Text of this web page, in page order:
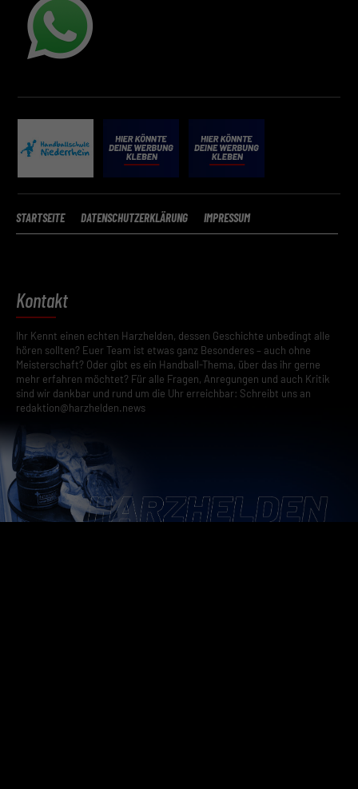
STARTSEITE DATENSCHUTZERKLÄRUNG IMPRESSUM
Kontakt
Ihr Kennt einen echten Harzhelden, dessen Geschichte unbedingt alle
hören sollten? Euer Team ist etwas ganz Besonderes – auch ohne
Meisterschaft? Oder gibt es ein Handball-Thema, über das ihr gerne
mehr erfahren möchtet? Für alle Fragen, Anregungen und auch Kritik
sind wir dankbar und rund um die Uhr erreichbar: Schreibt uns an
redaktion@harzhelden.news